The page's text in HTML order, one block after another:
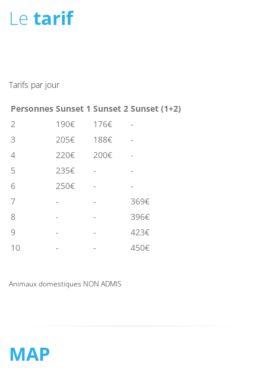
Le tarif
Tarifs par jour
Personnes Sunset 1 Sunset 2 Sunset (1+2)
2
190€ 176€
-
3
205€ 188€
-
4
220€ 200€
-
5
235€ -
-
6
250€ -
-
7
- -
369€
8
- -
396€
9
- -
423€
10
- - 450€
Animaux domestiques NON ADMIS
MAP